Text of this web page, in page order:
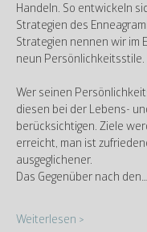
Handeln. So entwickeln
Strategien des
Strategien nennen wir im
neun Persönlichkeitsstile.
Wer seinen
diesen bei der Lebens-
berücksichtigen. Ziele
erreicht, man ist
ausgeglichener.
Das Gegenüber nach den…
Weiterlesen >